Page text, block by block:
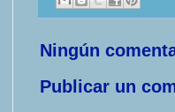
Ningún
Publicar un